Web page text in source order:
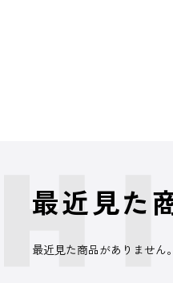
最近見た
最近見た商品がありません。